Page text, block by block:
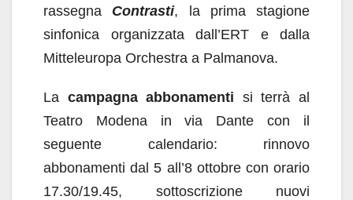
rassegna Contrasti, la prima stagione
sinfonica organizzata dall’ERT e dalla
Mitteleuropa Orchestra a Palmanova.
La campagna abbonamenti si terrà al
Teatro Modena in via Dante con il
seguente calendario: rinnovo
abbonamenti dal 5 all’8 ottobre con orario
17.30/19.45, sottoscrizione nuovi